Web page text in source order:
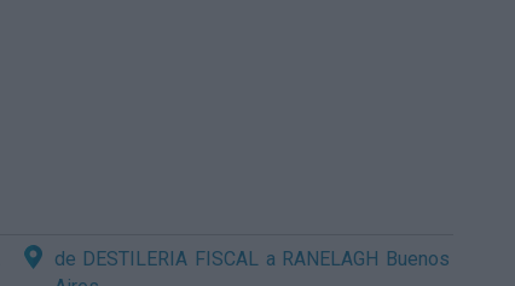
de DESTILERIA FISCAL a RANELAGH Buenos